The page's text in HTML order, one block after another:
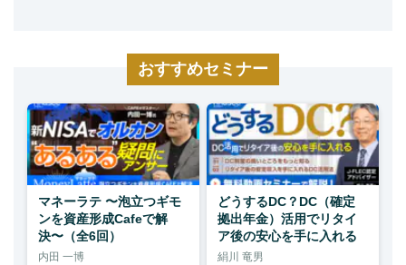
おすすめセミナー
マネーラテ 〜泡立つギモ
ンを資産形成Cafeで解
決〜（全6回）
内田 一博
どうするDC？DC（確定
拠出年金）活用でリタイ
ア後の安心を手に入れる
絹川 竜男